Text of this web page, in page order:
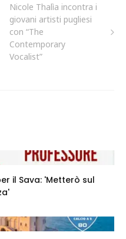
Nicole Thalìa incontra i
giovani artisti pugliesi
con “The
Contemporary
Vocalist”
il Sava: 'Metterò sul